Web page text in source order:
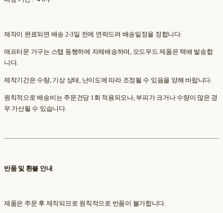
제작이 완료되면 배송 2-3일 전에 연락드려 배송일정을 정합니다.
애프터문 가구는 스탭 동행하에 자체배송하며, 오드우드 제품은 택배 발송합
니다.
제작기간은 수량, 기상 상태, 난이도에 따라 조정될 수 있음을 양해 바랍니다.
원칙적으로 배송비는 주문건당 1회 적용되오나, 부피가 크거나 수량이 많은 경
우 가산될 수 있습니다.
반품 및 환불 안내
제품은 주문 후 제작되므로 원칙적으로 반품이 불가합니다.